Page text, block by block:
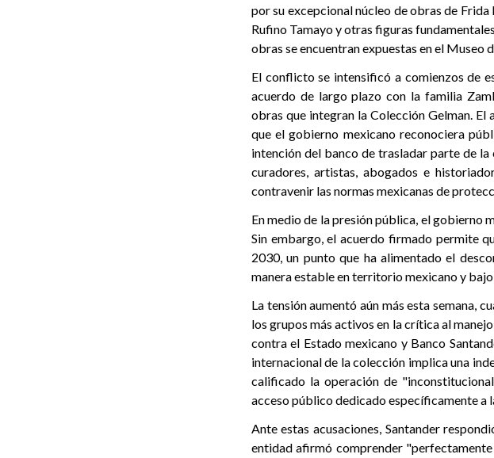
por su excepcional núcleo de obras de
Rufino Tamayo y otras figuras
obras se encuentran expuestas en el
El conflicto se intensificó a comienzos de
acuerdo de largo plazo con la familia
obras que integran la Colección Gelman. El
que el gobierno mexicano reconociera
intención del banco de trasladar parte de
curadores, artistas, abogados e
contravenir las normas mexicanas de
En medio de la presión pública, el gobierno
Sin embargo, el acuerdo firmado permite
2030, un punto que ha alimentado el
manera estable en territorio mexicano y
La tensión aumentó aún más esta semana,
los grupos más activos en la crítica al
contra el Estado mexicano y Banco
internacional de la colección implica una
calificado la operación de
acceso público dedicado específicamente a
Ante estas acusaciones, Santander
entidad afirmó comprender